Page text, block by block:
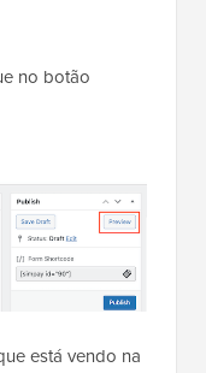
no botão
está vendo na